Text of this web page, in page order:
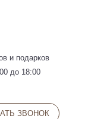
ПОИСК
и подарков
до 18:00
ЗВОНОК